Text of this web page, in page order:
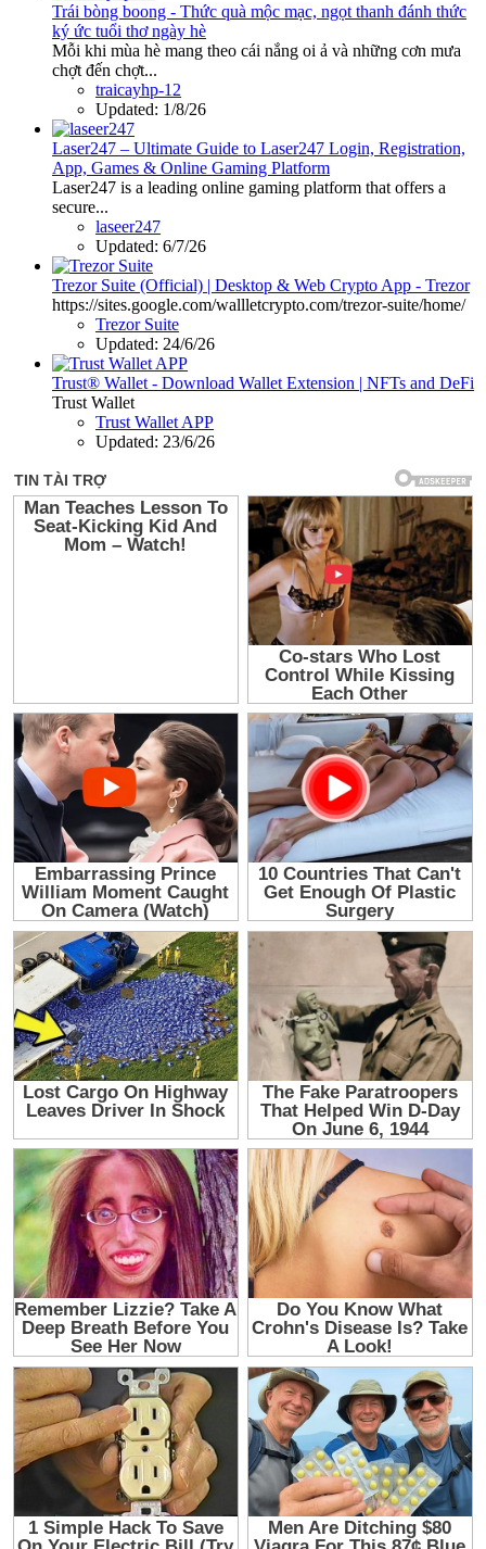
Trái bòng boong - Thức quà mộc mạc, ngọt thanh đánh thức
ký ức tuổi thơ ngày hè
Mỗi khi mùa hè mang theo cái nắng oi ả và những cơn mưa
chợt đến chợt...
traicayhp-12
Updated: 1/8/26
Laser247 – Ultimate Guide to Laser247 Login, Registration,
App, Games & Online Gaming Platform
Laser247 is a leading online gaming platform that offers a
secure...
laseer247
Updated: 6/7/26
Trezor Suite (Official) | Desktop & Web Crypto App - Trezor
https://sites.google.com/wallletcrypto.com/trezor-suite/home/
Trezor Suite
Updated: 24/6/26
Trust® Wallet - Download Wallet Extension | NFTs and DeFi
Trust Wallet
Trust Wallet APP
Updated: 23/6/26